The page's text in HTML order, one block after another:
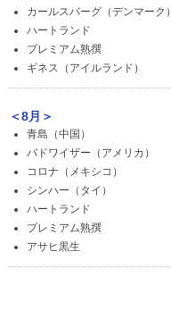
カールスバーグ（デンマーク）
ハートランド
プレミアム熟撰
ギネス（アイルランド）
＜8月＞
青島（中国）
バドワイザー（アメリカ）
コロナ（メキシコ）
シンハー（タイ）
ハートランド
プレミアム熟撰
アサヒ黒生